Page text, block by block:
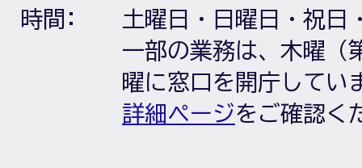
時間:
土曜日・日曜日・祝日
一部の業務は、木曜（
曜に窓口を開庁してい
詳細ページをご確認く